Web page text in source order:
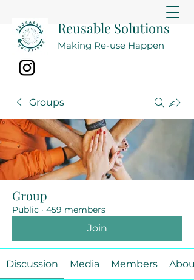
Reusable Solutions
Making Re-use Happen
Groups
Group
Public · 459 members
Join
Discussion Media Members About